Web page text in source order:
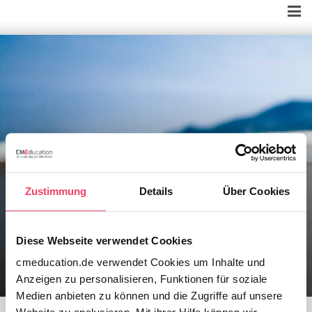
Zustimmung Details Über Cookies
Diese Webseite verwendet Cookies
cmeducation.de verwendet Cookies um Inhalte und
Anzeigen zu personalisieren, Funktionen für soziale
Medien anbieten zu können und die Zugriffe auf unsere
Wie lange habe ich Zugang zu den
gekauften Modulen des MPDG-
Auffrischungskurses?